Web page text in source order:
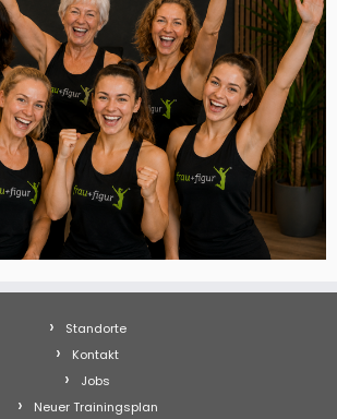
Standorte
Kontakt
Jobs
Neuer Trainingsplan